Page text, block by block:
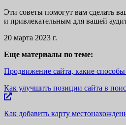
Эти советы помогут вам сделать
и привлекательным для вашей
20 марта 2023 г.
Еще материалы по теме:
Продвижение сайта, какие
Как улучшить позиции сайта в
Как добавить карту